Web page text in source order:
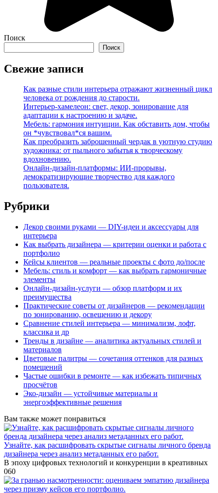
Поиск
Поиск
Свежие записи
Как разные стили интерьера отражают жизненный цикл
человека от рождения до старости.
Интерьер-хамелеон: свет, декор, зонирование для
адаптации к настроению и задаче.
Мебель: гармония интуиции. Как обставить дом, чтобы
он *чувствовал*ся вашим.
Как преобразить заброшенный чердак в уютную студию
художника: от пыльного забытья к творческому
вдохновению.
Онлайн-дизайн-платформы: ИИ-прорывы,
демократизирующие творчество для каждого
пользователя.
Рубрики
Декор своими руками — DIY-идеи и аксессуары для
интерьера
Как выбрать дизайнера — критерии оценки и работа с
портфолио
Кейсы клиентов — реальные проекты с фото до/после
Мебель: стиль и комфорт — как выбрать гармоничные
элементы
Онлайн-дизайн-услуги — обзор платформ и их
преимущества
Практические советы от дизайнеров — рекомендации
по зонированию, освещению и декору
Сравнение стилей интерьера — минимализм, лофт,
классика и др
Тренды в дизайне — аналитика актуальных стилей и
материалов
Цветовые палитры — сочетания оттенков для разных
помещений
Частые ошибки в ремонте — как избежать типичных
просчётов
Эко-дизайн — устойчивые материалы и
энергоэффективные решения
Вам также может понравиться
Узнайте, как расшифровать скрытые сигналы личного бренда
дизайнера через анализ метаданных его работ.
В эпоху цифровых технологий и конкуренции в креативных
060